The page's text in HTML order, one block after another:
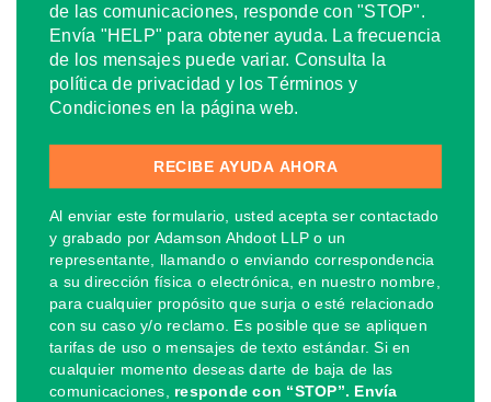
de las comunicaciones, responde con "STOP".
Envía "HELP" para obtener ayuda. La frecuencia
de los mensajes puede variar. Consulta la
política de privacidad y los Términos y
Condiciones en la página web.
Al enviar este formulario, usted acepta ser contactado
y grabado por Adamson Ahdoot LLP o un
representante, llamando o enviando correspondencia
a su dirección física o electrónica, en nuestro nombre,
para cualquier propósito que surja o esté relacionado
con su caso y/o reclamo. Es posible que se apliquen
tarifas de uso o mensajes de texto estándar. Si en
cualquier momento deseas darte de baja de las
comunicaciones, responde con “STOP”. Envía